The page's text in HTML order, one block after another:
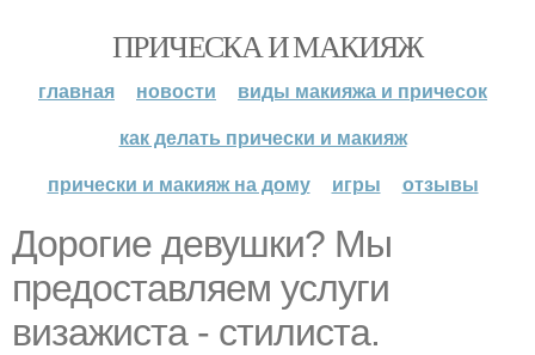
ПРИЧЕСКА И МАКИЯЖ
главная новости
виды макияжа и причесок
как делать прически и макияж
прически и макияж на дому
игры отзывы
Дорогие девушки? Мы
предоставляем услуги
визажиста - стилиста.